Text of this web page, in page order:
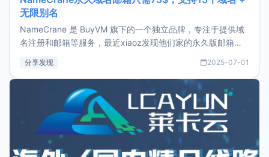
无限别名
NameCrane 是 BuyVM 旗下的一个独立品牌，专注于提供域
名注册和邮箱等服务，最近xiaoz发现他们家的永久版邮箱服
又实惠的域名邮箱，不妨尝试一下 NameCrane。注册
NameCraneNameCrane不支持直接注册，必须要购买
分享发现 2025-07-01